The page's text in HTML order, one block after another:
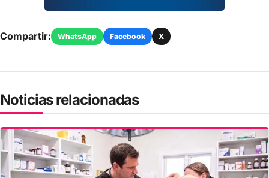
Compartir: WhatsApp Facebook X
Noticias relacionadas